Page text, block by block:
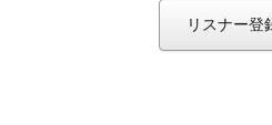
リスナー登